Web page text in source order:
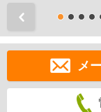
メ